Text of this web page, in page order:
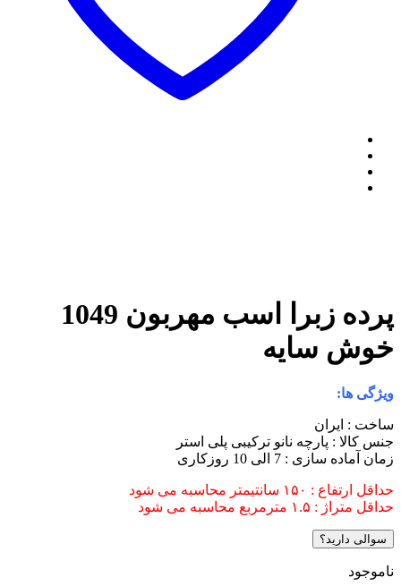
پرده زبرا اسب مهربون 1049
خوش سایه
ویژگی ها:
ساخت : ایران
جنس کالا : پارچه نانو ترکیبی پلی استر
زمان آماده سازی : 7 الی 10 روزکاری
حداقل ارتفاع : ۱۵۰ سانتیمتر محاسبه می شود
حداقل متراژ : ۱.۵ مترمربع محاسبه می شود
سوالی دارید؟
ناموجود